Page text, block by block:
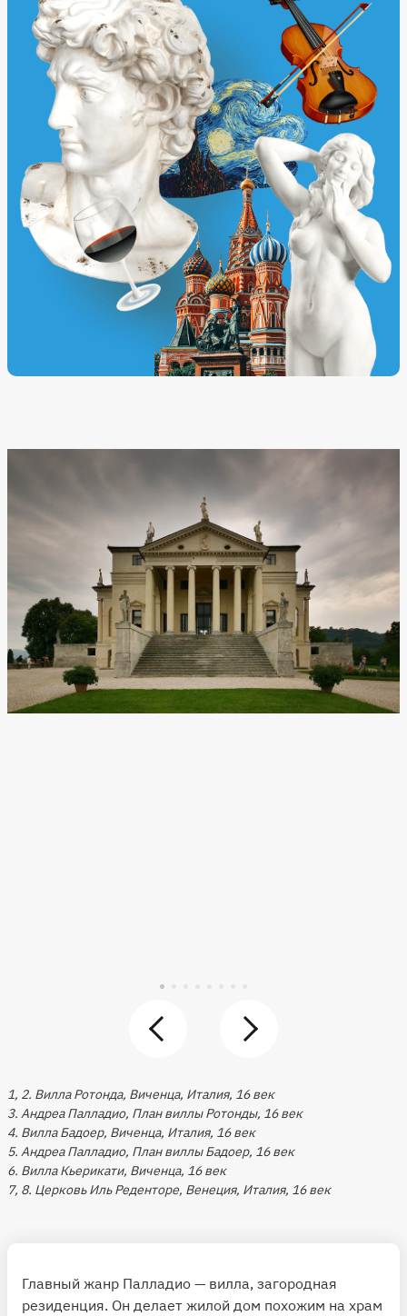
1, 2. Вилла Ротонда, Виченца, Италия, 16 век
3. Андреа Палладио, План виллы Ротонды, 16 век
4. Вилла Бадоер, Виченца, Италия, 16 век
5. Андреа Палладио, План виллы Бадоер, 16 век
6. Вилла Кьерикати, Виченца, 16 век
7, 8. Церковь Иль Реденторе, Венеция, Италия, 16 век
Главный жанр Палладио — вилла, загородная
резиденция. Он делает жилой дом похожим на храм